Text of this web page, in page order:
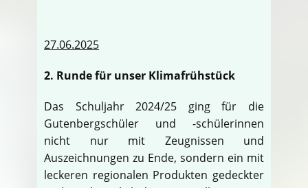
27.06.2025
2. Runde für unser Klimafrühstück
Das Schuljahr 2024/25 ging für die
Gutenbergschüler und -schülerinnen
nicht nur mit Zeugnissen und
Auszeichnungen zu Ende, sondern ein mit
leckeren regionalen Produkten gedeckter